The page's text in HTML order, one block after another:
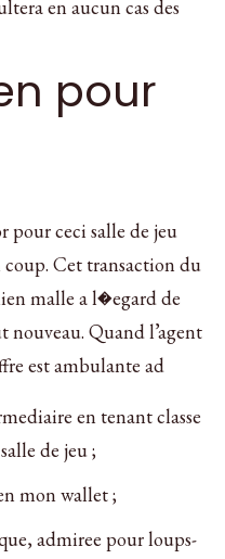
en aucun cas des
pour
pour ceci salle de jeu
Cet transaction du
malle a l�egard de
Quand l’agent
est ambulante ad
en tenant classe
de jeu ;
mon wallet ;
admiree pour loups-